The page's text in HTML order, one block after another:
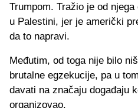
Trumpom. Tražio je od
u Palestini, jer je američki
da to napravi.
Međutim, od toga nije bilo
brutalne egzekucije, pa u
davati na značaju događaju
organizovao.